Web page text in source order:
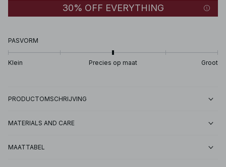
30% OFF EVERYTHING
PASVORM
Klein Precies op maat Groot
PRODUCTOMSCHRIJVING
MATERIALS AND CARE
MAATTABEL